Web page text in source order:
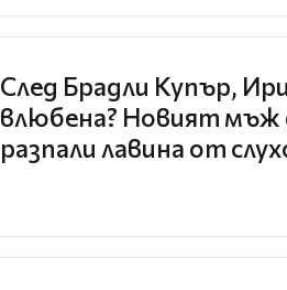
След Брадли Купър,
влюбена? Новият мъж
разпали лавина от